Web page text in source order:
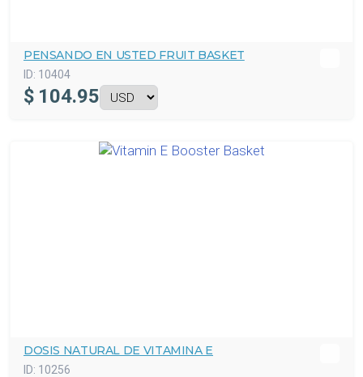
PENSANDO EN USTED FRUIT BASKET
ID: 10404
$ 104.95
DOSIS NATURAL DE VITAMINA E
ID: 10256